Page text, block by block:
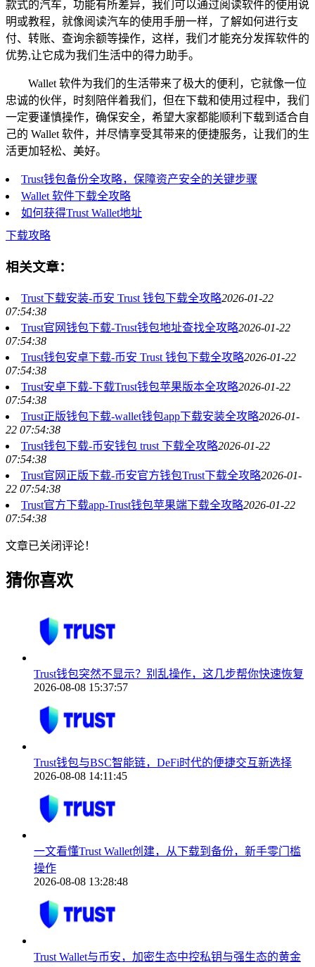
款式的汽车，功能有所差异，我们可以通过阅读软件的使用说
明或教程，就像阅读汽车的使用手册一样，了解如何进行支
付、转账、查询余额等操作，这样，我们才能充分发挥软件的
优势,让它成为我们生活中的得力助手。
Wallet 软件为我们的生活带来了极大的便利，它就像一位
忠诚的伙伴，时刻陪伴着我们，但在下载和使用过程中，我们
一定要谨慎操作，确保安全，希望大家都能顺利下载到适合自
己的 Wallet 软件，并尽情享受其带来的便捷服务，让我们的生
活更加轻松、美好。
Trust钱包备份全攻略，保障资产安全的关键步骤
Wallet 软件下载全攻略
如何获得Trust Wallet地址
下载攻略
相关文章：
Trust下载安装-币安 Trust 钱包下载全攻略2026-01-22
07:54:38
Trust官网钱包下载-Trust钱包地址查找全攻略2026-01-22
07:54:38
Trust钱包安卓下载-币安 Trust 钱包下载全攻略2026-01-22
07:54:38
Trust安卓下载-下载Trust钱包苹果版本全攻略2026-01-22
07:54:38
Trust正版钱包下载-wallet钱包app下载安装全攻略2026-01-
22 07:54:38
Trust钱包下载-币安钱包 trust 下载全攻略2026-01-22
07:54:38
Trust官网正版下载-币安官方钱包Trust下载全攻略2026-01-
22 07:54:38
Trust官方下载app-Trust钱包苹果端下载全攻略2026-01-22
07:54:38
文章已关闭评论！
猜你喜欢
Trust钱包突然不显示？别乱操作，这几步帮你快速恢复
2026-08-08 15:37:57
Trust钱包与BSC智能链，DeFi时代的便捷交互新选择
2026-08-08 14:11:45
一文看懂Trust Wallet创建，从下载到备份，新手零门槛
操作
2026-08-08 13:28:48
Trust Wallet与币安，加密生态中控私钥与强生态的黄金